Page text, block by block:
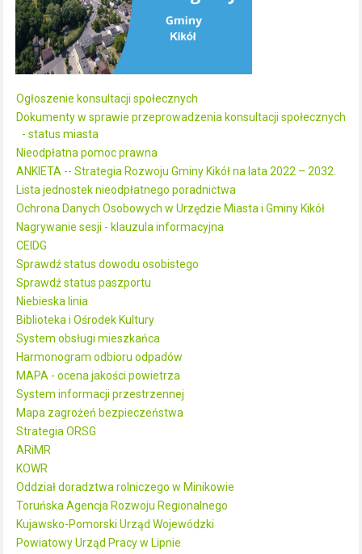
Ogłoszenie konsultacji społecznych
Dokumenty w sprawie przeprowadzenia konsultacji społecznych
- status miasta
Nieodpłatna pomoc prawna
ANKIETA -- Strategia Rozwoju Gminy Kikół na lata 2022 – 2032.
Lista jednostek nieodpłatnego poradnictwa
Ochrona Danych Osobowych w Urzędzie Miasta i Gminy Kikół
Nagrywanie sesji - klauzula informacyjna
CEIDG
Sprawdź status dowodu osobistego
Sprawdź status paszportu
Niebieska linia
Biblioteka i Ośrodek Kultury
System obsługi mieszkańca
Harmonogram odbioru odpadów
MAPA - ocena jakości powietrza
System informacji przestrzennej
Mapa zagrożeń bezpieczeństwa
Strategia ORSG
ARiMR
KOWR
Oddział doradztwa rolniczego w Minikowie
Toruńska Agencja Rozwoju Regionalnego
Kujawsko-Pomorski Urząd Wojewódzki
Powiatowy Urząd Pracy w Lipnie